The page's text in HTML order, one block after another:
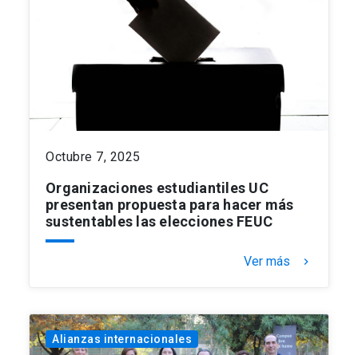
Octubre 7, 2025
Organizaciones estudiantiles UC
presentan propuesta para hacer más
sustentables las elecciones FEUC
Ver más keyboard_arrow_right
Alianzas internacionales